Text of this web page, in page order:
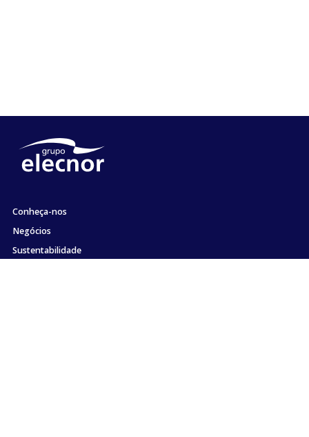
Conheça-nos
Negócios
Sustentabilidade